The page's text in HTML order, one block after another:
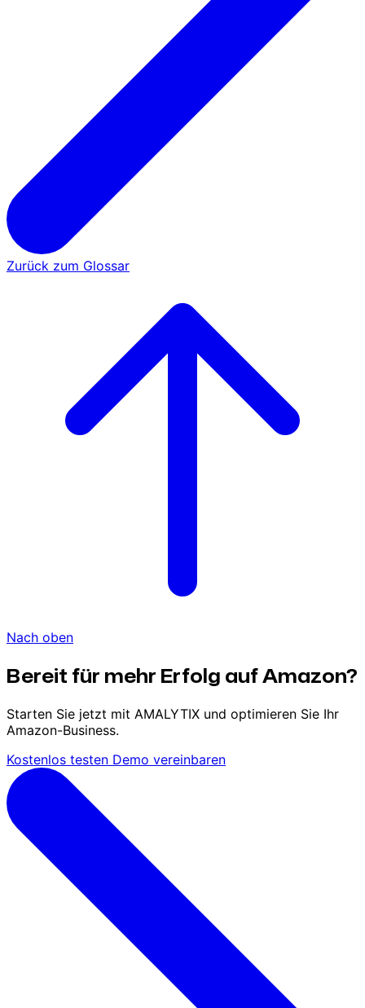
Zurück zum Glossar
Nach oben
Bereit für mehr Erfolg auf Amazon?
Starten Sie jetzt mit AMALYTIX und optimieren Sie Ihr
Amazon-Business.
Kostenlos testen Demo vereinbaren